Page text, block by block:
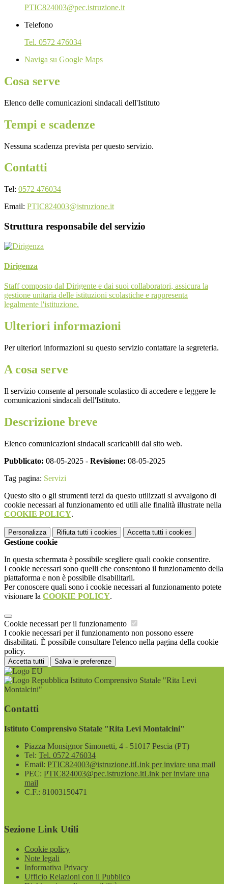
PTIC824003@pec.istruzione.it
Telefono
Tel. 0572 476034
Naviga su Google Maps
Cosa serve
Elenco delle comunicazioni sindacali dell'Istituto
Tempi e scadenze
Nessuna scadenza prevista per questo servizio.
Contatti
Tel: 0572 476034
Email: PTIC824003@istruzione.it
Struttura responsabile del servizio
Dirigenza
Staff composto dal Dirigente e dai suoi collaboratori, assicura la
gestione unitaria delle istituzioni scolastiche e rappresenta
legalmente l'istituzione.
Ulteriori informazioni
Per ulteriori informazioni su questo servizio contattare la segreteria.
A cosa serve
Il servizio consente al personale scolastico di accedere e leggere le
comunicazioni sindacali dell'Istituto.
Descrizione breve
Elenco comunicazioni sindacali scaricabili dal sito web.
Pubblicato: 08-05-2025 - Revisione: 08-05-2025
Tag pagina: Servizi
Questo sito o gli strumenti terzi da questo utilizzati si avvalgono di
cookie necessari al funzionamento ed utili alle finalità illustrate nella
COOKIE POLICY.
Personalizza Rifiuta tutti i cookies Accetta tutti i cookies
Gestione cookie
In questa schermata è possibile scegliere quali cookie consentire.
I cookie necessari sono quelli che consentono il funzionamento della
piattaforma e non è possibile disabilitarli.
Per conoscere quali sono i cookie necessari al funzionamento potete
visionare la COOKIE POLICY.
Cookie necessari per il funzionamento
I cookie necessari per il funzionamento non possono essere
disabilitati. È possibile consultare l'elenco nella pagina della cookie
policy.
Accetta tutti Salva le preferenze
Istituto Comprensivo Statale "Rita Levi
Montalcini"
Contatti
Istituto Comprensivo Statale "Rita Levi Montalcini"
Piazza Monsignor Simonetti, 4 - 51017 Pescia (PT)
Tel: Tel. 0572 476034
Email: PTIC824003@istruzione.itLink per inviare una mail
PEC: PTIC824003@pec.istruzione.itLink per inviare una
mail
C.F.: 81003150471
Sezione Link Utili
Cookie policy
Note legali
Informativa Privacy
Ufficio Relazioni con il Pubblico